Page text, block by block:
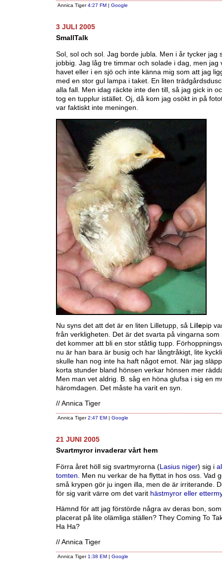
Annica Tiger4:27 FM | Google
3 JULI 2005
SmallTalk
Sol, sol och sol. Jag borde jubla. Men i år tycker jag
jobbig. Jag låg tre timmar och solade i dag, men jag
havet eller i en sjö och inte känna mig som att jag
med en stor gul lampa i taket. En liten
alla fall. Men idag räckte inte den till, så jag gick in
tog en tupplur istället. Oj, då kom jag osökt in på
var faktiskt inte meningen.
Nu syns det att det är en liten Lilletupp, så Lill epip
från verkligheten. Det är det svarta på vingarna som
det kommer att bli en stor ståtlig tupp.
nu är han bara är busig och har långtråkigt, lite
skulle han nog inte ha haft något emot. När jag
korta stunder bland hönsen verkar hönsen mer
Men man vet aldrig. B. såg en höna glufsa i sig en
häromdagen. Det måste ha varit en syn.
// Annica Tiger
Annica Tiger2:47 EM | Google
21 JUNI 2005
Svartmyror invaderar vårt hem
Förra året höll sig svartmyrorna (Lasius niger) sig i
tomten. Men nu verkar de ha flyttat in hos oss. Vad
små krypen gör ju ingen illa, men de är irriterande.
för sig varit värre om det varit hästmyror eller
Hämnd för att jag förstörde några av deras bon,
placerat på lite olämliga ställen? They Coming To
Ha Ha?
// Annica Tiger
Annica Tiger 1:38 EM | Google